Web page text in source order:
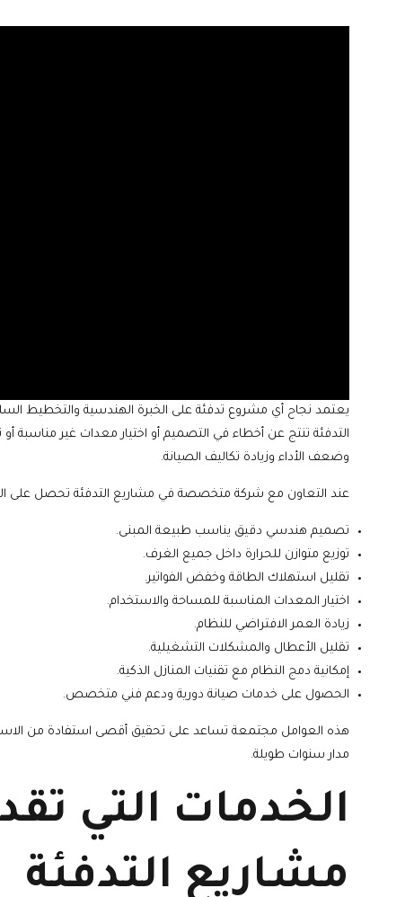
يعتمد نجاح أي مشروع تدفئة على الخبرة الهندسية والتخطيط
التدفئة تنتج عن أخطاء في التصميم أو اختيار معدات غير مناسبة أو
وضعف الأداء وزيادة تكاليف الصيانة.
عند التعاون مع شركة متخصصة في مشاريع التدفئة تحصل على
تصميم هندسي دقيق يناسب طبيعة المبنى.
توزيع متوازن للحرارة داخل جميع الغرف.
تقليل استهلاك الطاقة وخفض الفواتير.
اختيار المعدات المناسبة للمساحة والاستخدام.
زيادة العمر الافتراضي للنظام.
تقليل الأعطال والمشكلات التشغيلية.
إمكانية دمج النظام مع تقنيات المنازل الذكية.
الحصول على خدمات صيانة دورية ودعم فني متخصص.
هذه العوامل مجتمعة تساعد على تحقيق أقصى استفادة من
مدار سنوات طويلة.
الخدمات التي
مشاريع التدفئة